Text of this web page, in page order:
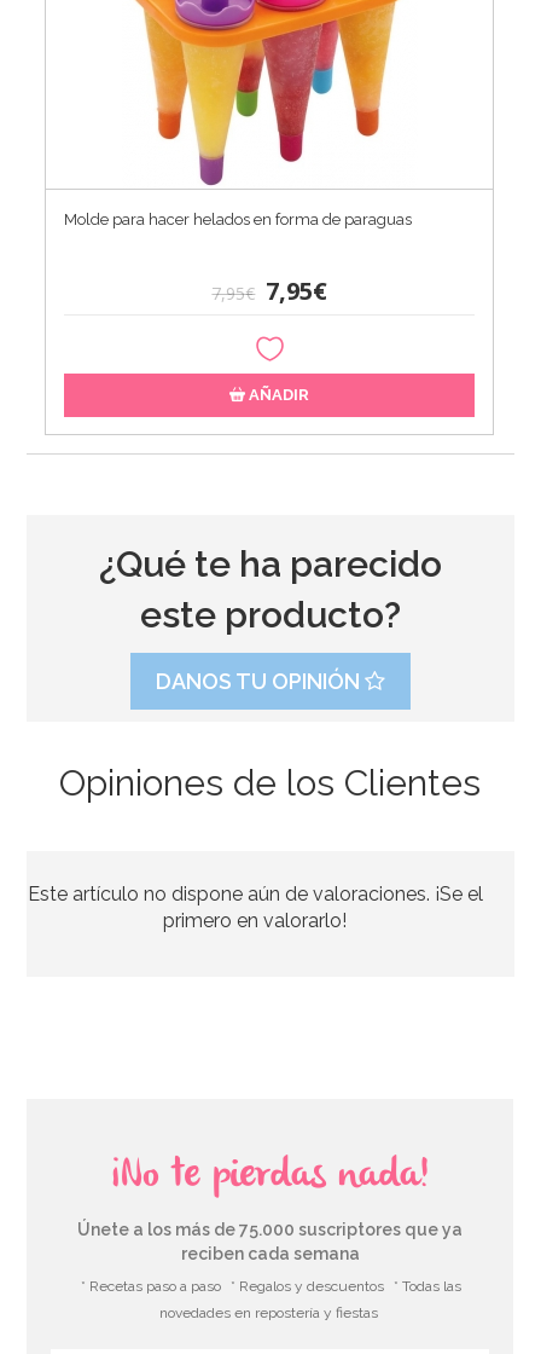
Molde para hacer helados en forma de paraguas
7,95€ 7,95€
AÑADIR
3,49€
¿Qué te ha parecido
este producto?
DANOS TU OPINIÓN
Opiniones de los Clientes
Este artículo no dispone aún de valoraciones. ¡Se el
primero en valorarlo!
¡No te pierdas nada!
Únete a los más de 75.000 suscriptores que ya
reciben cada semana
* Recetas paso a paso * Regalos y descuentos
* Todas las
novedades en repostería y fiestas